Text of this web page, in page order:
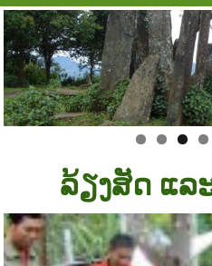
ລ້ຽງສັດ ແລ